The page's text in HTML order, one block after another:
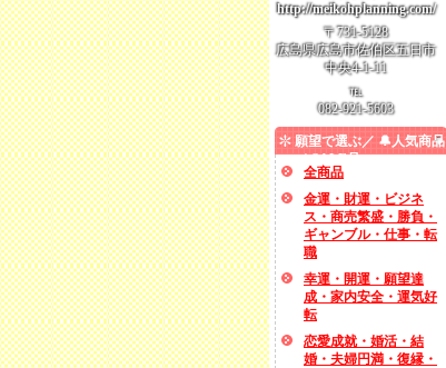
http://meikohplanning.com/
〒731-5128
広島県広島市佐伯区五日市
中央4-1-11
℡
082-921-5603
願望で選ぶ／ 🔔人気商品
／ SALE品
全商品
金運・財運・ビジネ
ス・商売繁盛・勝負・
ギャンブル・仕事・転
職
幸運・開運・願望達
成・家内安全・運気好
転
恋愛成就・婚活・結
婚・夫婦円満・復縁・